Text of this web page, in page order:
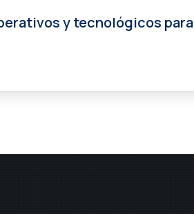
y tecnológicos para